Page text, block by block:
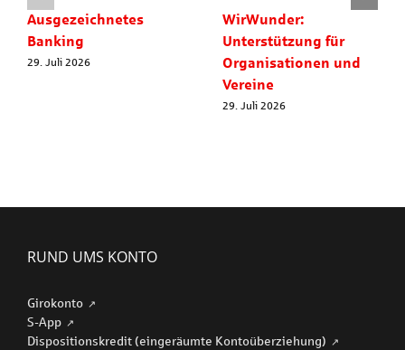
Ausgezeichnetes
Banking
29. Juli 2026
WirWunder:
Unterstützung für
Organisationen und
Vereine
29. Juli 2026
RUND UMS KONTO
Girokonto
S-App
Dispositionskredit (eingeräumte Kontoüberziehung)